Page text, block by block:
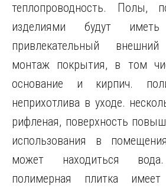
теплопроводность. Полы,
изделиями будут иметь
привлекательный
монтаж покрытия, в том
основание и кирпич.
неприхотлива в уходе.
рифленая, поверхность
использования в
может находиться вода.
полимерная плитка